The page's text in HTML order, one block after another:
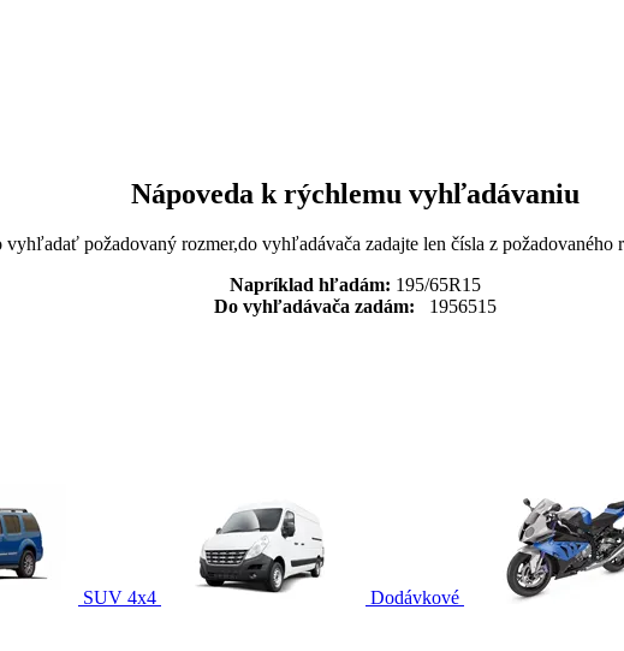
Nápoveda k rýchlemu vyhľadávaniu
požadovaný rozmer,do vyhľadávača zadajte len čísla z
Napríklad hľadám: 195/65R15
Do vyhľadávača zadám: 1956515
SUV 4x4
Dodávkové